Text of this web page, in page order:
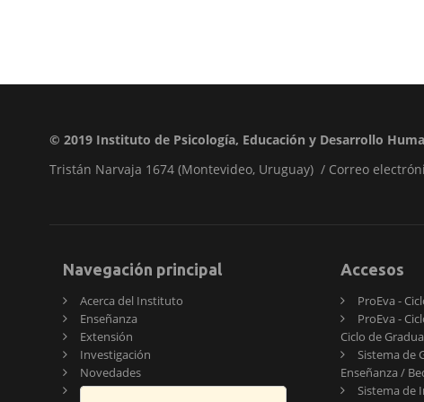
© 2019 Instituto de Psicología, Educación y Desarrollo
Tristán Narvaja 1674 (Montevideo, Uruguay) / Correo
Navegación principal
Acerca del Instituto
Enseñanza
Extensión
Investigación
Novedades
Publicaciones
Accesos
ProEva -
ProEva -
Ciclo de
Sistema de
Enseñanza /
Sistema de